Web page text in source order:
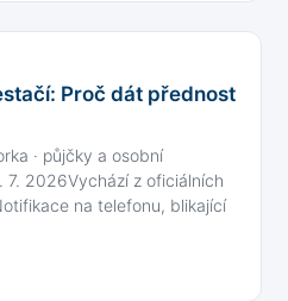
Proč dát přednost
· půjčky a osobní
2026Vychází z oficiálních
na telefonu, blikající